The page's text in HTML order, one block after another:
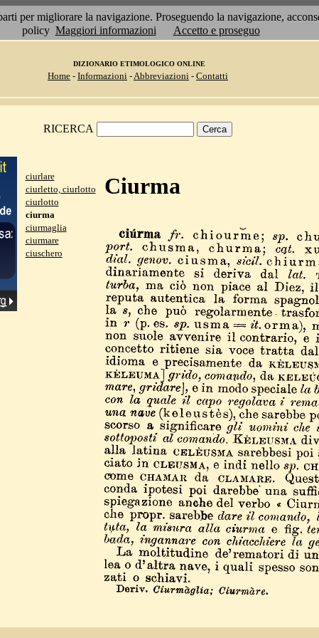
per migliorare la navigazione. Proseguendo la navigazione,
policy Maggiori informazioni Accetto e proseguo
DIZIONARIO ETIMOLOGICO ONLINE
Home - Informazioni -Abbreviazioni - Contatti
RICERCA
ciurlare
ciurletto, ciurlotto
ciurlotto
ciurma
ciurmaglia
ciurmare
ciuschero
Ciurma